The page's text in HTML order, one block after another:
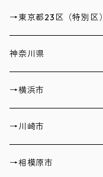
→東京都23区（特別区）
神奈川県
→横浜市
→川崎市
→相模原市